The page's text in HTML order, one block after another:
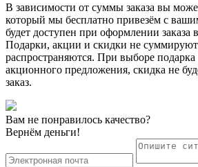
В зависимости от суммы заказа вы
который мы бесплатно привезём с
будет доступен при оформлении заказа
Подарки, акции и скидки не
распространяются. При выборе
акционного предложения, скидка не
заказ.
Вам не понравилось качество?
Вернём деньги!